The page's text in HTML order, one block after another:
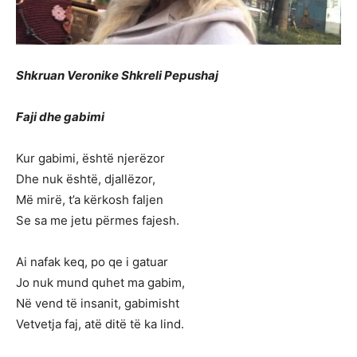
Shkruan Veronike Shkreli Pepushaj
Faji dhe gabimi
Kur gabimi, është njerëzor
Dhe nuk është, djallëzor,
Më mirë, t’a kërkosh faljen
Se sa me jetu përmes fajesh.
Ai nafak keq, po qe i gatuar
Jo nuk mund quhet ma gabim,
Në vend të insanit, gabimisht
Vetvetja faj, atë ditë të ka lind.